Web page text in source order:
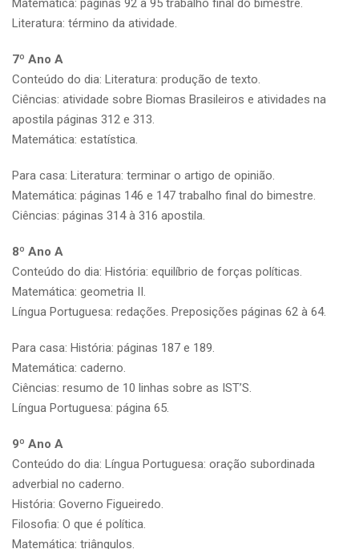
Literatura: término da atividade.
7º Ano A
Conteúdo do dia: Literatura: produção de texto.
Ciências: atividade sobre Biomas Brasileiros e atividades na
apostila páginas 312 e 313.
Matemática: estatística.
Para casa: Literatura: terminar o artigo de opinião.
Matemática: páginas 146 e 147 trabalho final do bimestre.
Ciências: páginas 314 à 316 apostila.
8º Ano A
Conteúdo do dia: História: equilíbrio de forças políticas.
Matemática: geometria II.
Língua Portuguesa: redações. Preposições páginas 62 à 64.
Para casa: História: páginas 187 e 189.
Matemática: caderno.
Ciências: resumo de 10 linhas sobre as IST’S.
Língua Portuguesa: página 65.
9º Ano A
Conteúdo do dia: Língua Portuguesa: oração subordinada
adverbial no caderno.
História: Governo Figueiredo.
Filosofia: O que é política.
Matemática: triângulos.